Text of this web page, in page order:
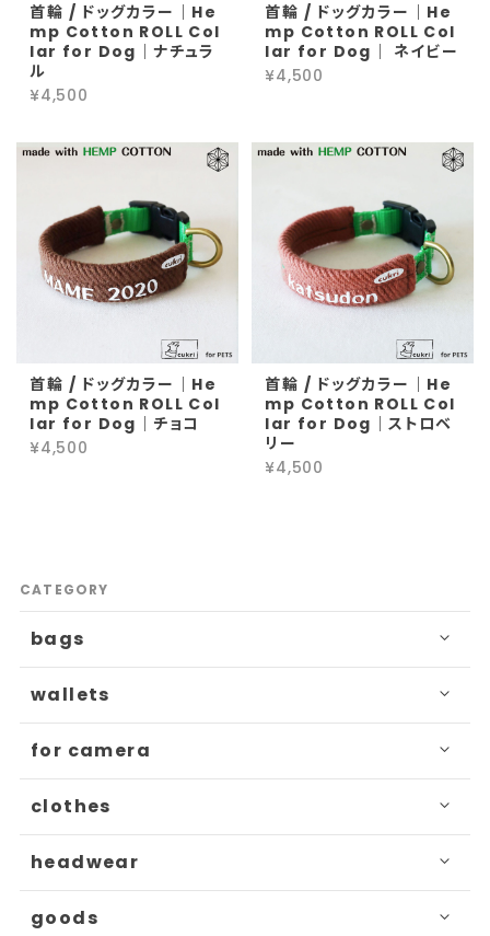
首輪 / ドッグカラー｜He
mp Cotton ROLL Col
lar for Dog｜ナチュラ
ル
¥4,500
首輪 / ドッグカラー｜He
mp Cotton ROLL Col
lar for Dog｜ ネイビー
¥4,500
首輪 / ドッグカラー｜He
mp Cotton ROLL Col
lar for Dog｜チョコ
¥4,500
首輪 / ドッグカラー｜He
mp Cotton ROLL Col
lar for Dog｜ストロベ
リー
¥4,500
CATEGORY
bags
wallets
for camera
clothes
headwear
goods